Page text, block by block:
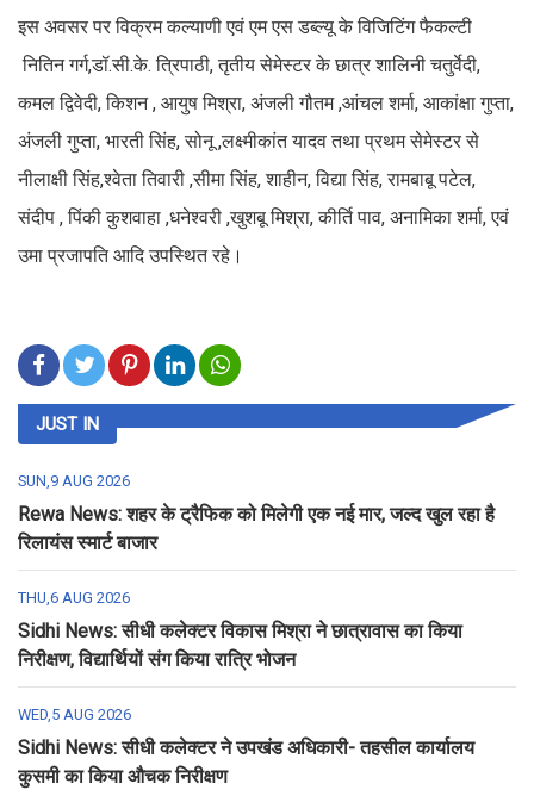
इस अवसर पर विक्रम कल्याणी एवं एम एस डब्ल्यू के विजिटिंग फैकल्टी
नितिन गर्ग,डॉ.सी.के. त्रिपाठी, तृतीय सेमेस्टर के छात्र शालिनी चतुर्वेदी,
कमल द्विवेदी, किशन , आयुष मिश्रा, अंजली गौतम ,आंचल शर्मा, आकांक्षा गुप्ता,
अंजली गुप्ता, भारती सिंह, सोनू ,लक्ष्मीकांत यादव तथा प्रथम सेमेस्टर से
नीलाक्षी सिंह,श्वेता तिवारी ,सीमा सिंह, शाहीन, विद्या सिंह, रामबाबू पटेल,
संदीप , पिंकी कुशवाहा ,धनेश्वरी ,खुशबू मिश्रा, कीर्ति पाव, अनामिका शर्मा, एवं
उमा प्रजापति आदि उपस्थित रहे।
JUST IN
SUN,9 AUG 2026
Rewa News: शहर के ट्रैफिक को मिलेगी एक नई मार, जल्द खुल रहा है
रिलायंस स्मार्ट बाजार
THU,6 AUG 2026
Sidhi News: सीधी कलेक्टर विकास मिश्रा ने छात्रावास का किया
निरीक्षण, विद्यार्थियों संग किया रात्रि भोजन
WED,5 AUG 2026
Sidhi News: सीधी कलेक्टर ने उपखंड अधिकारी- तहसील कार्यालय
कुसमी का किया औचक निरीक्षण